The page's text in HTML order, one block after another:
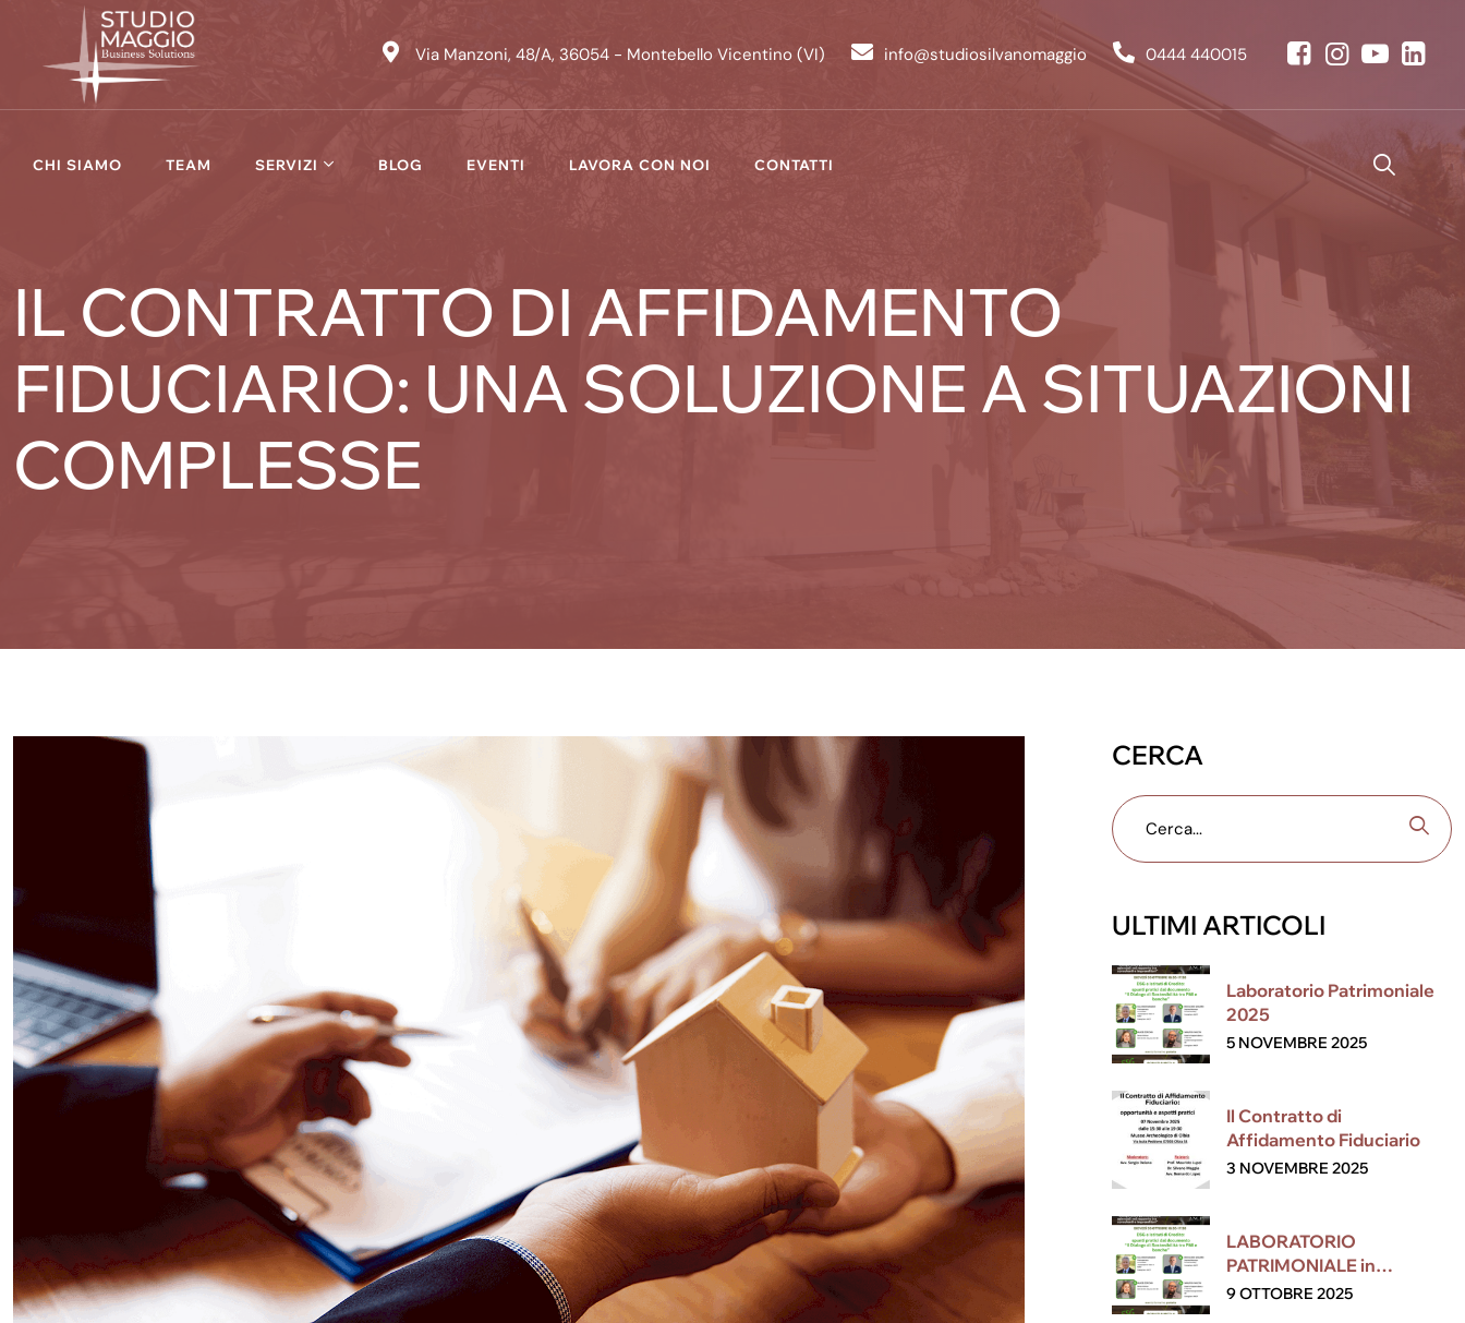
content
Via Manzoni, 48/A, 36054 - Montebello Vicentino (VI) info@studiosilvanomaggio 0444 440015
CHI SIAMO TEAM SERVIZI BLOG EVENTI LAVORA CON NOI CONTATTI
IL CONTRATTO DI AFFIDAMENTO
FIDUCIARIO: UNA SOLUZIONE A SITUAZIONI
COMPLESSE
CERCA
ULTIMI ARTICOLI
Laboratorio Patrimoniale
2025
5 NOVEMBRE 2025
Il Contratto di
Affidamento Fiduciario
3 NOVEMBRE 2025
LABORATORIO
PATRIMONIALE in
collaborazione con ESG
9 OTTOBRE 2025